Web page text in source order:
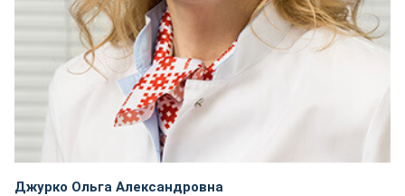
Джурко Ольга Александровна